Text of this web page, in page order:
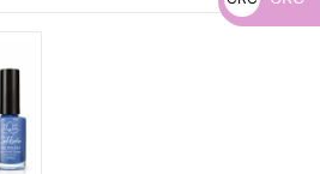
Log in